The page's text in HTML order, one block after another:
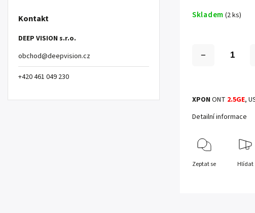
Kontakt
DEEP VISION s.r.o.
obchod@deepvision.cz
+420 461 049 230
Skladem (2 ks)
XPON ONT 2.5GE,
Detailní informace
Zeptat se Hlídat